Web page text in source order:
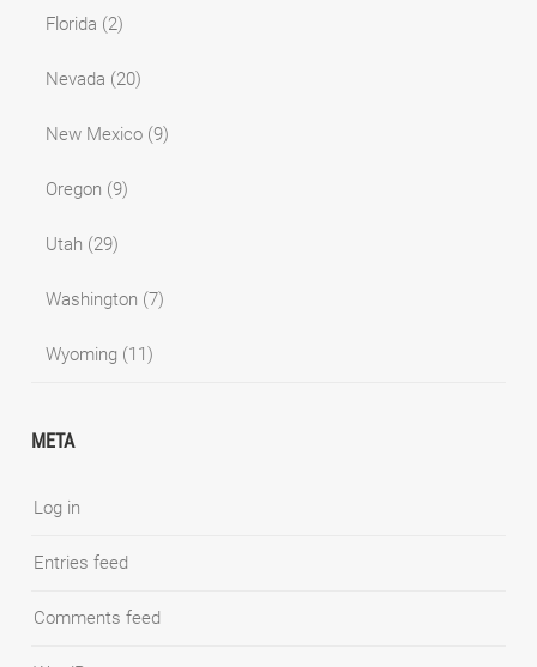
Florida (2)
Nevada (20)
New Mexico (9)
Oregon (9)
Utah (29)
Washington (7)
Wyoming (11)
META
Log in
Entries feed
Comments feed